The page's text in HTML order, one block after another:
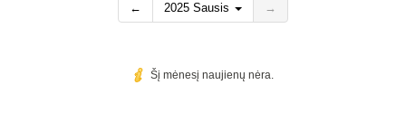
← 2025 Sausis →
Šį mėnesį naujienų nėra.